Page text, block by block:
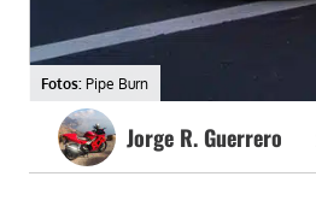
Fotos: Pipe Burn
Jorge R. Guerrero